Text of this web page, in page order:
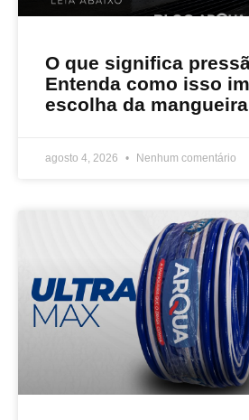
O que significa
Entenda como isso
escolha da
agosto 4, 2026 Nenhum comentário